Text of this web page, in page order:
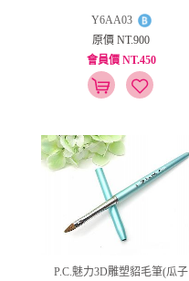
Y6AA03
原價 NT.900
會員價 NT.450
P.C.魅力3D雕塑貂毛筆(瓜子